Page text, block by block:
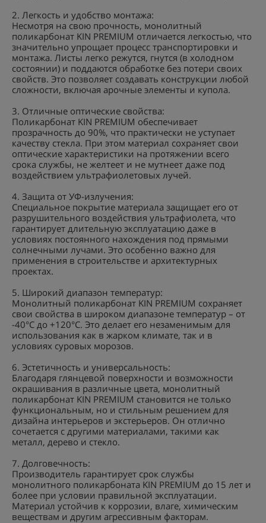
2. Легкость и удобство монтажа:
Несмотря на свою прочность, монолитный
поликарбонат KIN PREMIUM отличается легкостью, что
значительно упрощает процесс транспортировки и
монтажа. Листы легко режутся, гнутся (в холодном
состоянии) и поддаются обработке без потери своих
свойств. Это позволяет создавать конструкции любой
сложности, включая арочные элементы и купола.
3. Отличные оптические свойства:
Поликарбонат KIN PREMIUM обеспечивает
прозрачность до 90%, что практически не уступает
качеству стекла. При этом материал сохраняет свои
оптические характеристики на протяжении всего
срока службы, не желтеет и не мутнеет даже под
воздействием ультрафиолетовых лучей.
4. Защита от УФ-излучения:
Специальное покрытие материала защищает его от
разрушительного воздействия ультрафиолета, что
гарантирует длительную эксплуатацию даже в
условиях постоянного нахождения под прямыми
солнечными лучами. Это особенно важно для
применения в строительстве и архитектурных
проектах.
5. Широкий диапазон температур:
Монолитный поликарбонат KIN PREMIUM сохраняет
свои свойства в широком диапазоне температур – от
-40°C до +120°C. Это делает его незаменимым для
использования как в жарком климате, так и в
условиях суровых морозов.
6. Эстетичность и универсальность:
Благодаря глянцевой поверхности и возможности
окрашивания в различные цвета, монолитный
поликарбонат KIN PREMIUM становится не только
функциональным, но и стильным решением для
дизайна интерьеров и экстерьеров. Он отлично
сочетается с другими материалами, такими как
металл, дерево и стекло.
7. Долговечность:
Производитель гарантирует срок службы
монолитного поликарбоната KIN PREMIUM до 15 лет и
более при условии правильной эксплуатации.
Материал устойчив к коррозии, влаге, химическим
веществам и другим агрессивным факторам.